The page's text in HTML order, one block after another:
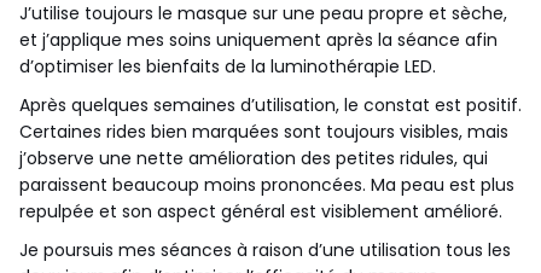
J’utilise toujours le masque sur une peau propre et sèche,
et j’applique mes soins uniquement après la séance afin
d’optimiser les bienfaits de la luminothérapie LED.
Après quelques semaines d’utilisation, le constat est positif.
Certaines rides bien marquées sont toujours visibles, mais
j’observe une nette amélioration des petites ridules, qui
paraissent beaucoup moins prononcées. Ma peau est plus
repulpée et son aspect général est visiblement amélioré.
Je poursuis mes séances à raison d’une utilisation tous les